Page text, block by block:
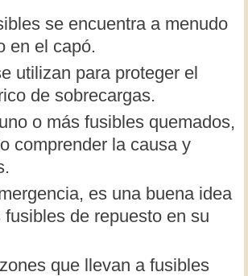
se encuentra a menudo
en el capó.
utilizan para proteger el
de sobrecargas.
o más fusibles quemados,
comprender la causa y
es una buena idea
de repuesto en su
que llevan a fusibles